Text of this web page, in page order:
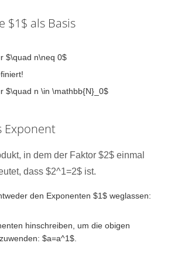
$1$ als Basis
$\quad n\neq 0$
$\quad n \in \mathbb{N}_0$
Exponent
in dem der Faktor $2$ einmal
dass $2^1=2$ ist.
den Exponenten $1$ weglassen:
hinschreiben, um die obigen
$a=a^1$.